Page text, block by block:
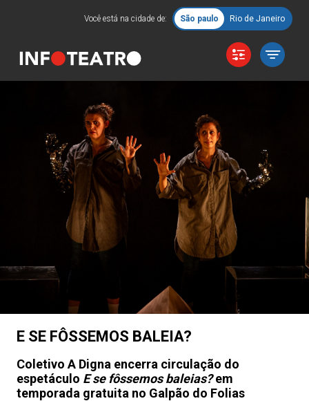
Você está na cidade de: São paulo Rio de Janeiro
E SE FÔSSEMOS BALEIA?
Coletivo A Digna encerra circulação do
espetáculo E se fôssemos baleias?em
temporada gratuita no Galpão do Folias